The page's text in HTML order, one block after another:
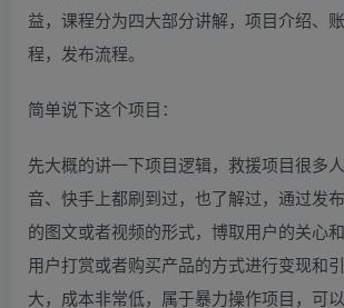
益，课程分为四大部分讲解，项目介绍、
程，发布流程。
简单说下这个项目：
先大概的讲一下项目逻辑，救援项目很多
音、快手上都刷到过，也了解过，通过发
的图文或者视频的形式，博取用户的关心
用户打赏或者购买产品的方式进行变现和
大，成本非常低，属于暴力操作项目，可